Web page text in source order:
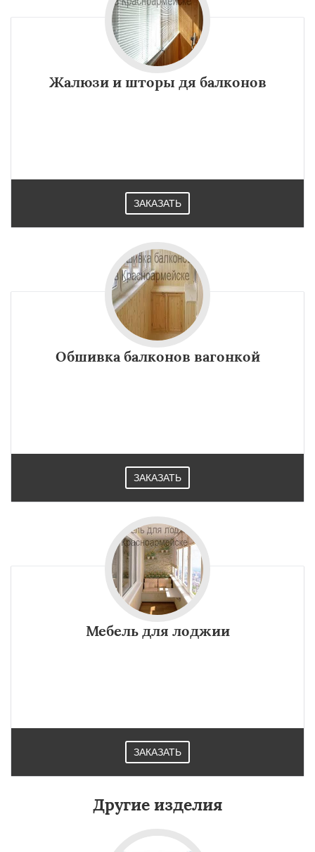
Жалюзи и шторы дя балконов
ЗАКАЗАТЬ
Обшивка балконов вагонкой
ЗАКАЗАТЬ
Мебель для лоджии
ЗАКАЗАТЬ
Другие изделия